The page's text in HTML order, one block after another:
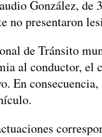
González, de
no presentaron
de Tránsito
al conductor, el
En